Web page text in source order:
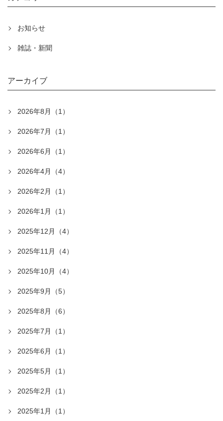
お知らせ
雑誌・新聞
アーカイブ
2026年8月（1）
2026年7月（1）
2026年6月（1）
2026年4月（4）
2026年2月（1）
2026年1月（1）
2025年12月（4）
2025年11月（4）
2025年10月（4）
2025年9月（5）
2025年8月（6）
2025年7月（1）
2025年6月（1）
2025年5月（1）
2025年2月（1）
2025年1月（1）